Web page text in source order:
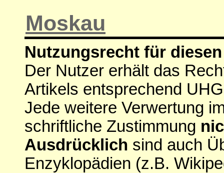
Moskau
Nutzungsrecht für
Der Nutzer erhält das
Artikels entsprechend
Jede weitere Verwertung
schriftliche Zustimmung
Ausdrücklich sind auch
Enzyklopädien (z.B.